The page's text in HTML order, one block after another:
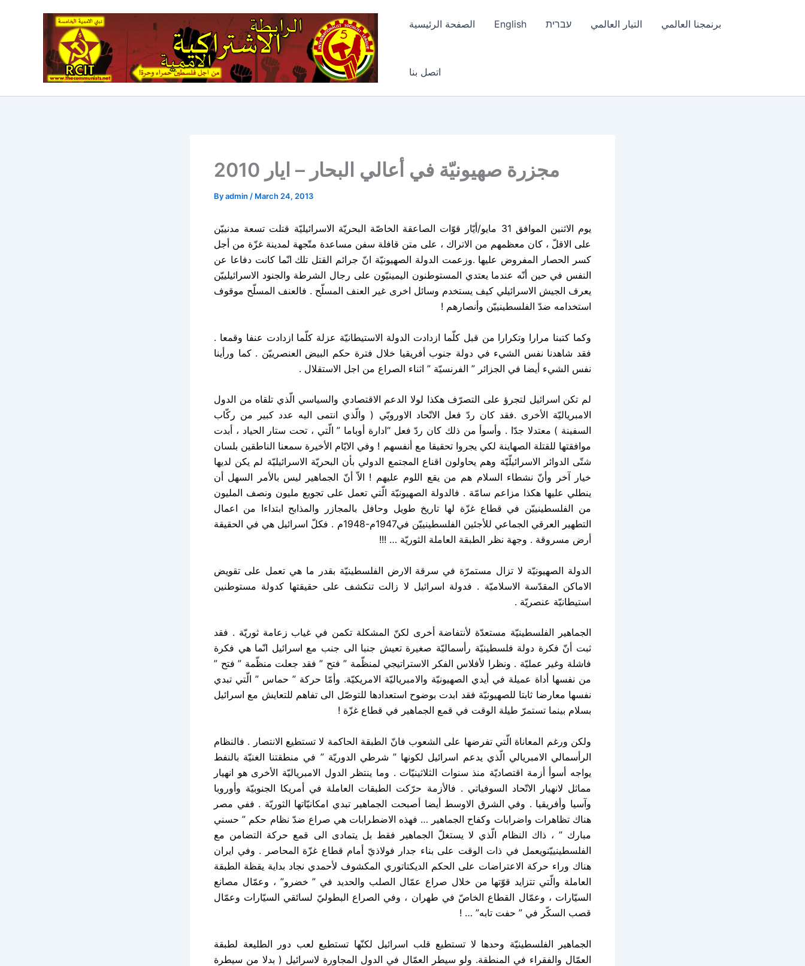
الصفحة الرئيسية English עברית التيار العالمي برنمجنا العالمي
اتصل بنا
مجزرة صهيونيّة في أعالي البحار – ايار 2010
Byadmin / March 24, 2013
يوم الاثنين الموافق 31 مايو/أيّار قوّات الصاعقة الخاصّة البحريّة الاسرائيليّة قتلت تسعة مدنييّن
على الاقلّ ، كان معظمهم من الاتراك ، على متن قافلة سفن مساعدة متّجهة لمدينة غزّة من أجل
كسر الحصار المفروض عليها .وزعمت الدولة الصهيونيّة انّ جرائم القتل تلك انّما كانت دفاعا عن
النفس في حين أنّه عندما يعتدي المستوطنون اليمينيّون على رجال الشرطة والجنود الاسرائيلييّن
يعرف الجيش الاسرائيلي كيف يستخدم وسائل اخرى غير العنف المسلّح . فالعنف المسلّح موقوف
استخدامه ضدّ الفلسطينييّن وأنصارهم !
وكما كتبنا مرارا وتكرارا من قبل كلّما ازدادت الدولة الاستيطانيّة عزلة كلّما ازدادت عنفا وقمعا .
فقد شاهدنا نفس الشيء في دولة جنوب أفريقيا خلال فترة حكم البيض العنصرييّن . كما ورأينا
نفس الشيء أيضا في الجزائر ” الفرنسيّة ” اثناء الصراع من اجل الاستقلال .
لم تكن اسرائيل لتجرؤ على التصرّف هكذا لولا الدعم الاقتصادي والسياسي الّذي تلقاه من الدول
الامبرياليّة الأخرى .فقد كان ردّ فعل الاتّحاد الاوروبّي ( والّذي انتمى اليه عدد كبير من ركّاب
السفينة ) معتدلا جدّا . وأسوأ من ذلك كان ردّ فعل “ادارة أوباما ” الّتي ، تحت ستار الحياد ، أبدت
موافقتها للقتلة الصهاينة لكي يجروا تحقيقا مع أنفسهم ! وفي الايّام الأخيرة سمعنا الناطقين بلسان
شتّى الدوائر الاسرائيلّيّة وهم يحاولون اقناع المجتمع الدولي بأن البحريّة الاسرائيليّة لم يكن لديها
خيار آخر وأنّ نشطاء السلام هم من يقع اللوم عليهم ! الاّ أنّ الجماهير ليس بالأمر السهل أن
ينطلي عليها هكذا مزاعم سامّة . فالدولة الصهيونيّة الّتي تعمل على تجويع مليون ونصف المليون
من الفلسطينييّن في قطاع غزّة لها تاريخ طويل وحافل بالمجازر والمذابح ابتداءا من اعمال
التطهير العرقي الجماعي للأجئين الفلسطينييّن في1947م-1948م . فكلّ اسرائيل هي في الحقيقة
أرض مسروقة . وجهة نظر الطبقة العاملة الثوريّة … !!!
الدولة الصهيونيّة لا تزال مستمرّة في سرقة الارض الفلسطينيّة بقدر ما هي تعمل على تقويض
الاماكن المقدّسة الاسلاميّة . فدولة اسرائيل لا زالت تنكشف على حقيقتها كدولة مستوطنين
استيطانيّة عنصريّة .
الجماهير الفلسطينيّة مستعدّة لأنتفاضة أخرى لكنّ المشكلة تكمن في غياب زعامة ثوريّة . فقد
ثبت أنّ فكرة دولة فلسطينيّة رأسماليّة صغيرة تعيش جنبا الى جنب مع اسرائيل انّما هي فكرة
فاشلة وغير عمليّة . ونظرا لأفلاس الفكر الاستراتيجي لمنظّمة ” فتح ” فقد جعلت منظّمة ” فتح ”
من نفسها أداة عميلة في أيدي الصهيونيّة والامبرياليّة الامريكيّة. وأمّا حركة ” حماس ” الّتي تبدي
نفسها معارضا ثابتا للصهيونيّة فقد ابدت بوضوح استعدادها للتوصّل الى تفاهم للتعايش مع اسرائيل
بسلام بينما تستمرّ طيلة الوقت في قمع الجماهير في قطاع غزّة !
ولكن ورغم المعاناة الّتي تفرضها على الشعوب فانّ الطبقة الحاكمة لا تستطيع الانتصار . فالنظام
الرأسمالي الامبريالي الّذي يدعم اسرائيل لكونها ” شرطي الدوريّة ” في منطقتنا الغنيّة بالنفط
يواجه أسوأ أزمة اقتصاديّة منذ سنوات الثلاثينيّات . وما ينتظر الدول الامبرياليّة الأخرى هو انهيار
مماثل لانهيار الاتّحاد السوفياتي . فالأزمة حرّكت الطبقات العاملة في أمريكا الجنوبيّة وأوروبا
وآسيا وأفريقيا . وفي الشرق الاوسط أيضا أصبحت الجماهير تبدي امكانيّاتها الثوريّة . ففي مصر
هناك تظاهرات واضرابات وكفاح الجماهير … فهذه الاضطرابات هي صراع ضدّ نظام حكم ” حسني
مبارك ” ، ذاك النظام الّذي لا يستغلّ الجماهير فقط بل يتمادى الى قمع حركة التضامن مع
الفلسطينييّنويعمل في ذات الوقت على بناء جدار فولاذيّ أمام قطاع غزّة المحاصر . وفي ايران
هناك وراء حركة الاعتراضات على الحكم الديكتاتوري المكشوف لأحمدي نجاد بداية يقظة الطبقة
العاملة والّتي تتزايد قوّتها من خلال صراع عمّال الصلب والحديد في ” خضرو” ، وعمّال مصانع
السيّارات ، وعمّال القطاع الخاصّ في طهران ، وفي الصراع البطوليّ لسائقي السيّارات وعمّال
قصب السكّر في ” حفت تابه” … !
الجماهير الفلسطينيّة وحدها لا تستطيع قلب اسرائيل لكنّها تستطيع لعب دور الطليعة لطبقة
العمّال والفقراء في المنطقة. ولو سيطر العمّال في الدول المجاورة لاسرائيل ( بدلا من سيطرة